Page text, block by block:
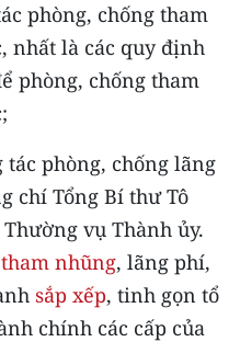
phòng, chống tham
nhất là các quy định
phòng, chống tham
phòng, chống lãng
chí Tổng Bí thư Tô
vụ Thành ủy.
nhũng, lãng phí,
sắp xếp, tinh gọn tổ
chính các cấp của